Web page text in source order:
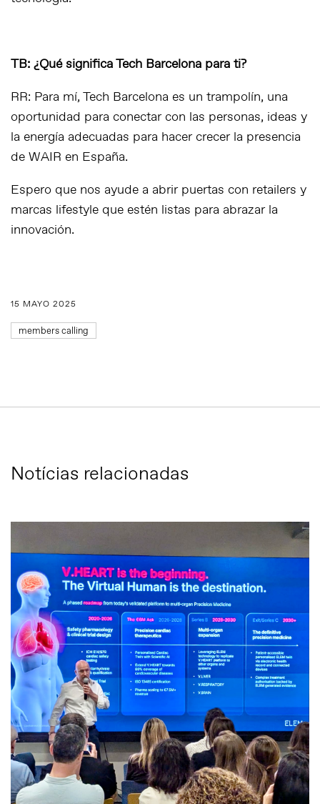
TB: ¿Qué significa Tech Barcelona para ti?
RR: Para mí, Tech Barcelona es un trampolín, una
oportunidad para conectar con las personas, ideas y
la energía adecuadas para hacer crecer la presencia
de WAIR en España.
Espero que nos ayude a abrir puertas con retailers y
marcas lifestyle que estén listas para abrazar la
innovación.
15 MAYO 2025
members calling
Notícias relacionadas